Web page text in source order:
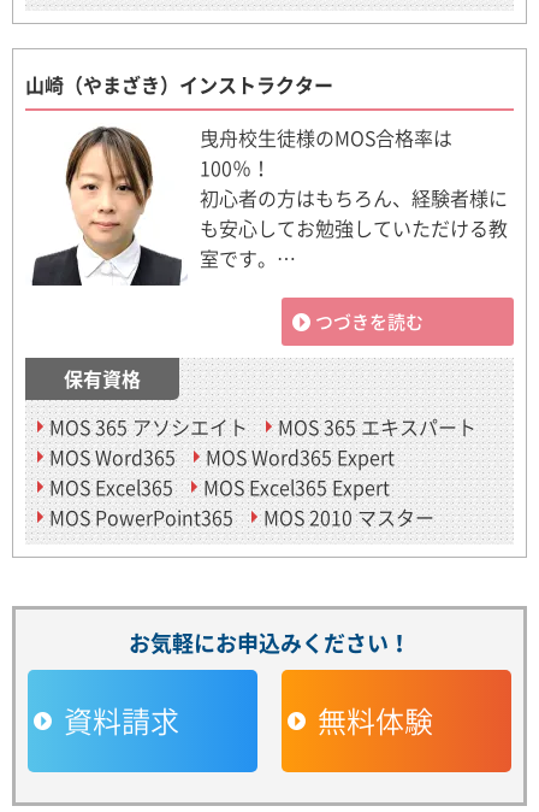
山崎（やまざき）インストラクター
曳舟校生徒様のMOS合格率は
100％！
初心者の方はもちろん、経験者様に
も安心してお勉強していただける教
室です。…
つづきを読む
保有資格
MOS 365 アソシエイト
MOS 365 エキスパート
MOS Word365
MOS Word365 Expert
MOS Excel365
MOS Excel365 Expert
MOS PowerPoint365
MOS 2010 マスター
お気軽にお申込みください！
資料請求 無料体験